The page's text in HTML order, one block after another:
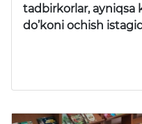
tadbirkorlar,
do’koni ochish